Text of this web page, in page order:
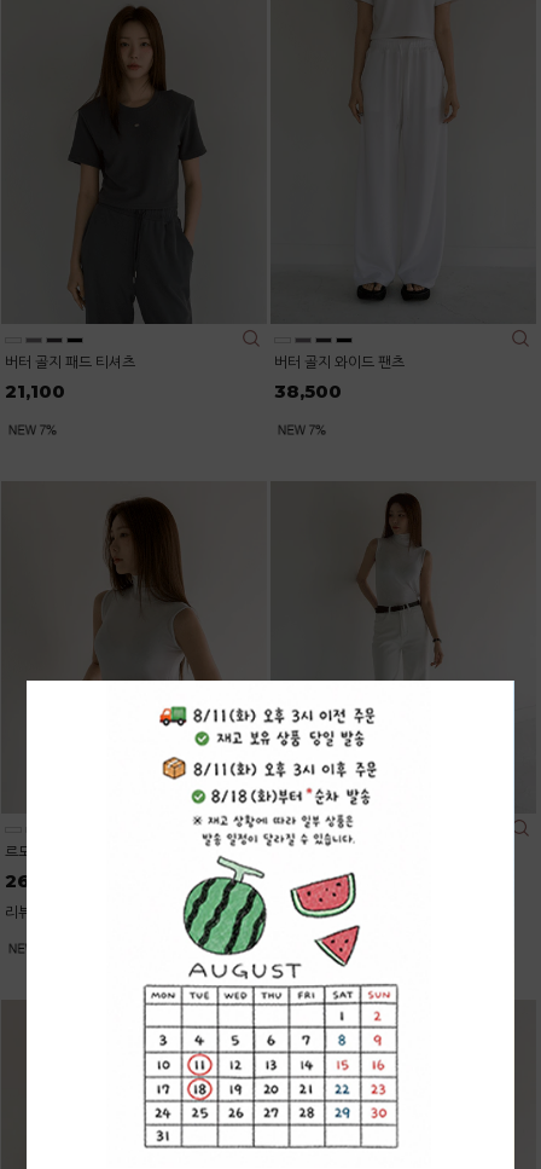
버터 골지 패드 티셔츠
21,100
버터 골지 와이드 팬츠
38,500
르모어 스킨터치 폴라 나시
26,700
리뷰: 1 |
데일리커버 스판 세미와이드진 (기본/롱)
37,900
리뷰: 1 | 2.0